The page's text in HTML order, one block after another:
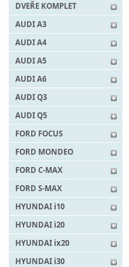
DVEŘE KOMPLET
AUDI A3
AUDI A4
AUDI A5
AUDI A6
AUDI Q3
AUDI Q5
FORD FOCUS
FORD MONDEO
FORD C-MAX
FORD S-MAX
HYUNDAI i10
HYUNDAI i20
HYUNDAI ix20
HYUNDAI i30